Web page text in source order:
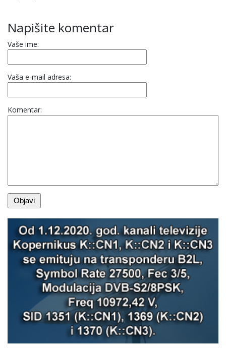
Napišite komentar
Vaše ime:
Vaša e-mail adresa:
Komentar: